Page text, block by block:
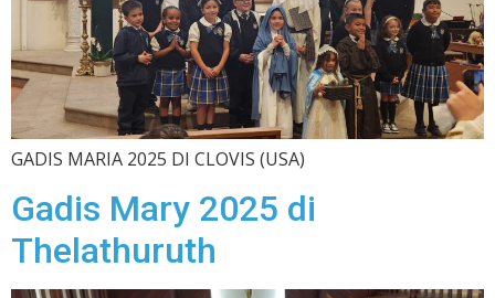
GADIS MARIA 2025 DI CLOVIS (USA)
Gadis Mary 2025 di
Thelathuruth